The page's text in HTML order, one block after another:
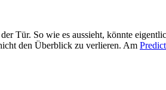
Tür. So wie es aussieht, könnte
den Überblick zu verlieren. Am